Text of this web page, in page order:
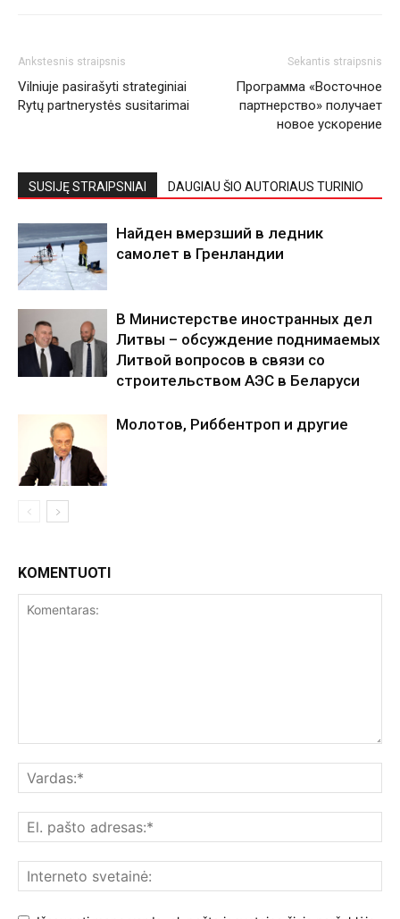
Ankstesnis straipsnis
Vilniuje pasirašyti strateginiai
Rytų partnerystės susitarimai
Sekantis straipsnis
Программа «Восточное
партнерство» получает
новое ускорение
SUSIJĘ STRAIPSNIAI DAUGIAU ŠIO AUTORIAUS TURINIO
Найден вмерзший в ледник
самолет в Гренландии
В Министерстве иностранных дел
Литвы – обсуждение поднимаемых
Литвой вопросов в связи со
строительством АЭС в Беларуси
Молотов, Риббентроп и другие
KOMENTUOTI